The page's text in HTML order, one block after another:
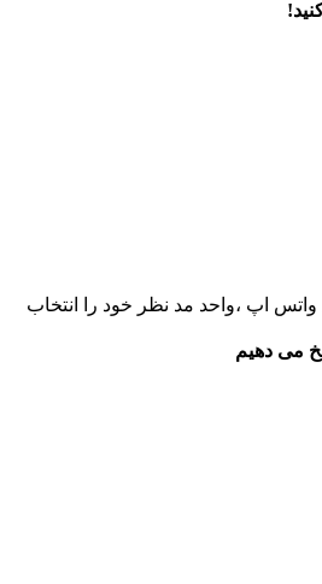
اپ ،واحد مد نظر خود را انتخاب
می دهیم